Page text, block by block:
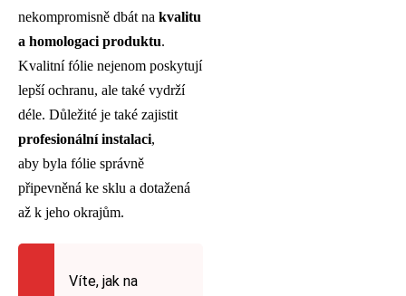
nekompromisně dbát na kvalitu
a homologaci produktu.
Kvalitní fólie nejenom poskytují
lepší ochranu, ale také vydrží
déle. Důležité je také zajistit
profesionální instalaci,
aby byla fólie správně
připevněná ke sklu a dotažená
až k jeho okrajům.
Víte, jak na